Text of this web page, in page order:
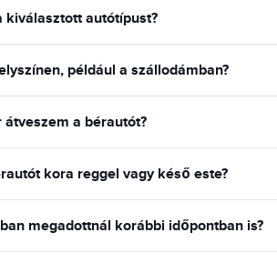
kiválasztott autótípust?
például a szállodámban?
a bérautót?
kora reggel vagy késő este?
megadottnál korábbi időpontban is?